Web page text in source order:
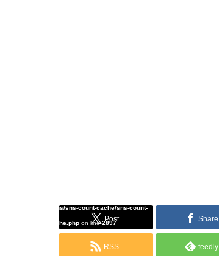
Post
content/plugins/sns-count-cache/sns-count-
cache.php on line2897 Share
RSS feedly